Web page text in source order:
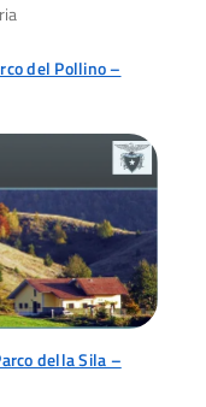
del Pollino –
della Sila –